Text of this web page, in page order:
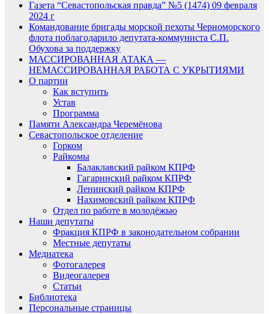
Газета “Севастопольская правда” №5 (1474) 09 февраля
2024 г
Командование бригады морской пехоты Черноморского
флота поблагодарило депутата-коммуниста С.П.
Обухова за поддержку
МАССИРОВАННАЯ АТАКА —
НЕМАССИРОВАННАЯ РАБОТА С УКРЫТИЯМИ
О партии
Как вступить
Устав
Программа
Памяти Александра Черемёнова
Севастопольское отделение
Горком
Райкомы
Балаклавский райком КПРФ
Гагаринский райком КПРФ
Ленинский райком КПРФ
Нахимовский райком КПРФ
Отдел по работе в молодёжью
Наши депутаты
Фракция КПРФ в законодательном собрании
Местные депутаты
Медиатека
Фотогалерея
Видеогалерея
Статьи
Библиотека
Персональные страницы